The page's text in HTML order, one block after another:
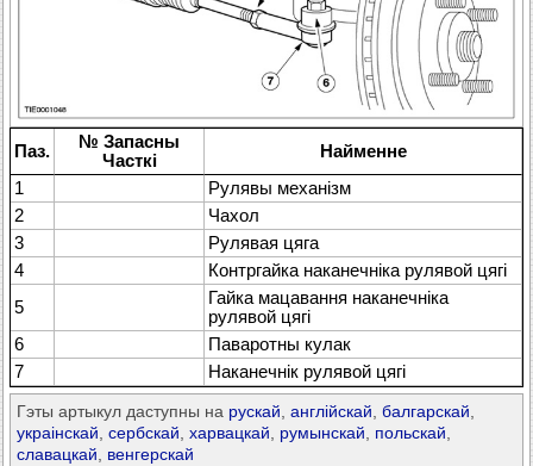
Паз.
№ Запасны
Часткі
Найменне
1
Рулявы механізм
2
Чахол
3
Рулявая цяга
4
Контргайка наканечніка рулявой цягі
5
Гайка мацавання наканечніка
рулявой цягі
6
Паваротны кулак
7
Наканечнік рулявой цягі
Гэты артыкул даступны на рускай англійскай балгарскай
украінскай сербскай харвацкай румынскай польскай
славацкай
венгерскай